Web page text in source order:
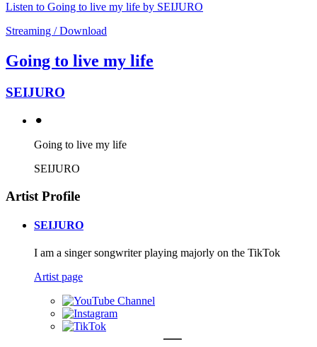
Listen to Going to live my life by SEIJURO
Streaming / Download
Going to live my life
SEIJURO
⚫︎
Going to live my life
SEIJURO
Artist Profile
SEIJURO
I am a singer songwriter playing majorly on the TikTok
Artist page